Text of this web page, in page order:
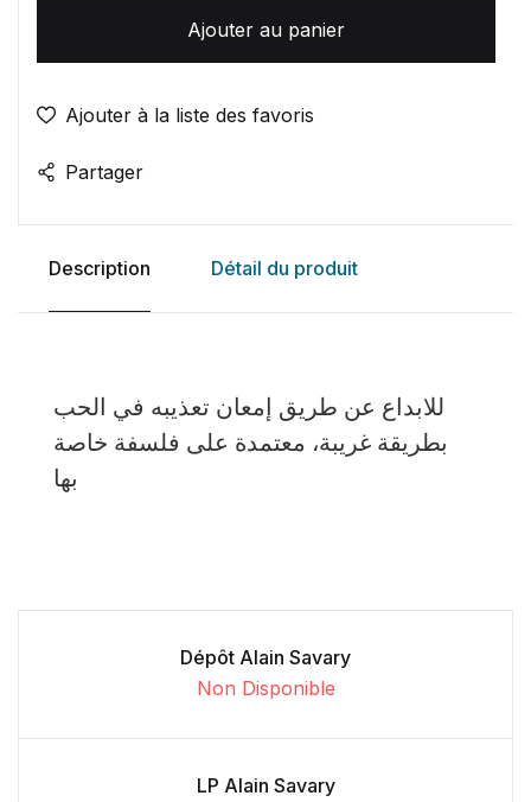
Ajouter au panier
Ajouter à la liste des favoris
Partager
Description Détail du produit
للابداع عن طريق إمعان تعذيبه في الحب
بطريقة غريبة، معتمدة على فلسفة خاصة
بها
Dépôt Alain Savary
Non Disponible
LP Alain Savary